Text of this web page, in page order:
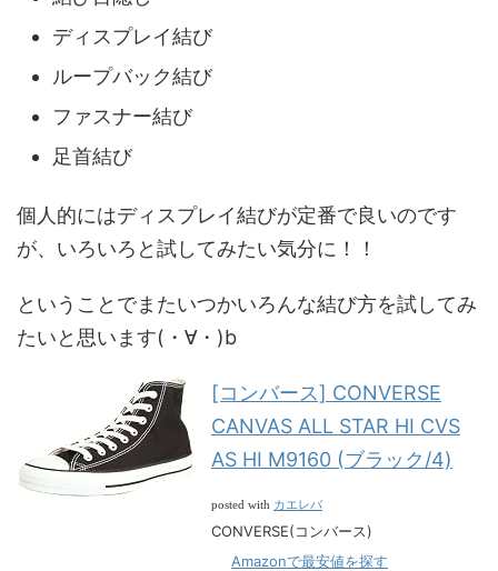
ディスプレイ結び
ループバック結び
ファスナー結び
足首結び
個人的にはディスプレイ結びが定番で良いのです
が、いろいろと試してみたい気分に！！
ということでまたいつかいろんな結び方を試してみ
たいと思います(・∀・)b
[コンバース] CONVERSE
CANVAS ALL STAR HI CVS
AS HI M9160 (ブラック/4)
posted with カエレバ
CONVERSE(コンバース)
Amazonで最安値を探す